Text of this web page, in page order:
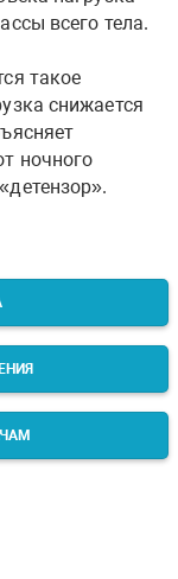
всего тела.
такое
снижается
ночного